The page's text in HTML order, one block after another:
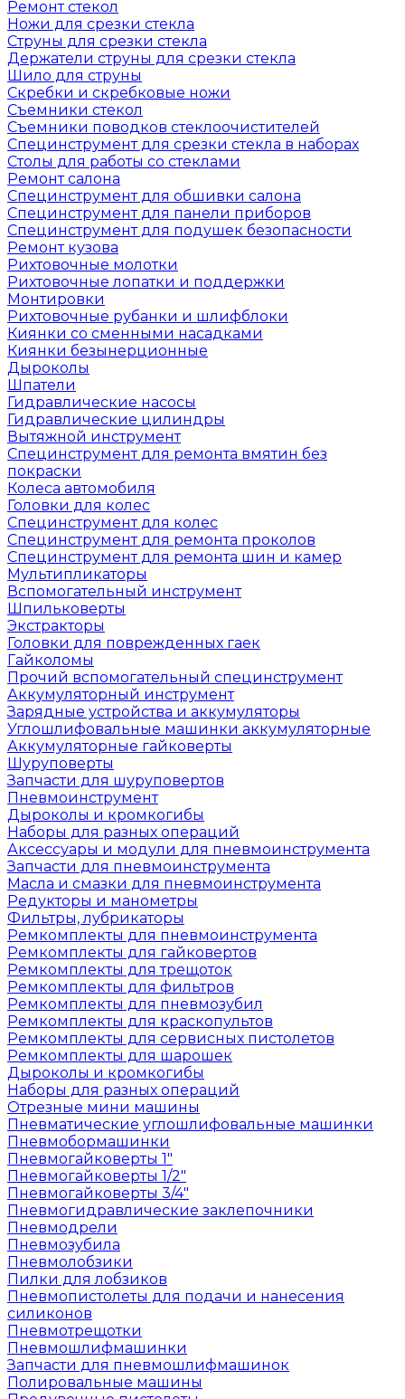
Ремонт стекол
Ножи для срезки стекла
Струны для срезки стекла
Держатели струны для срезки стекла
Шило для струны
Скребки и скребковые ножи
Съемники стекол
Съемники поводков стеклоочистителей
Специнструмент для срезки стекла в наборах
Столы для работы со стеклами
Ремонт салона
Специнструмент для обшивки салона
Специнструмент для панели приборов
Специнструмент для подушек безопасности
Ремонт кузова
Рихтовочные молотки
Рихтовочные лопатки и поддержки
Монтировки
Рихтовочные рубанки и шлифблоки
Киянки со сменными насадками
Киянки безынерционные
Дыроколы
Шпатели
Гидравлические насосы
Гидравлические цилиндры
Вытяжной инструмент
Специнструмент для ремонта вмятин без
покраски
Колеса автомобиля
Головки для колес
Специнструмент для колес
Специнструмент для ремонта проколов
Специнструмент для ремонта шин и камер
Мультипликаторы
Вспомогательный инструмент
Шпильковерты
Экстракторы
Головки для поврежденных гаек
Гайколомы
Прочий вспомогательный специнструмент
Аккумуляторный инструмент
Зарядные устройства и аккумуляторы
Углошлифовальные машинки аккумуляторные
Аккумуляторные гайковерты
Шуруповерты
Запчасти для шуруповертов
Пневмоинструмент
Дыроколы и кромкогибы
Наборы для разных операций
Аксессуары и модули для пневмоинструмента
Запчасти для пневмоинструмента
Масла и смазки для пневмоинструмента
Редукторы и манометры
Фильтры, лубрикаторы
Ремкомплекты для пневмоинструмента
Ремкомплекты для гайковертов
Ремкомплекты для трещоток
Ремкомплекты для фильтров
Ремкомплекты для пневмозубил
Ремкомплекты для краскопультов
Ремкомплекты для сервисных пистолетов
Ремкомплекты для шарошек
Дыроколы и кромкогибы
Наборы для разных операций
Отрезные мини машины
Пневматические углошлифовальные машинки
Пневмобормашинки
Пневмогайковерты 1"
Пневмогайковерты 1/2"
Пневмогайковерты 3/4"
Пневмогидравлические заклепочники
Пневмодрели
Пневмозубила
Пневмолобзики
Пилки для лобзиков
Пневмопистолеты для подачи и нанесения
силиконов
Пневмотрещотки
Пневмошлифмашинки
Запчасти для пневмошлифмашинок
Полировальные машины